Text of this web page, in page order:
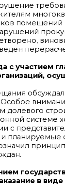
помещений
с участием
Особое
долевого
системе
с
и
в